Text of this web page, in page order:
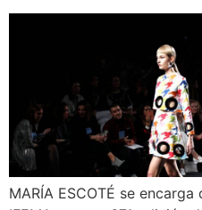
MARÍA ESCOTÉ se